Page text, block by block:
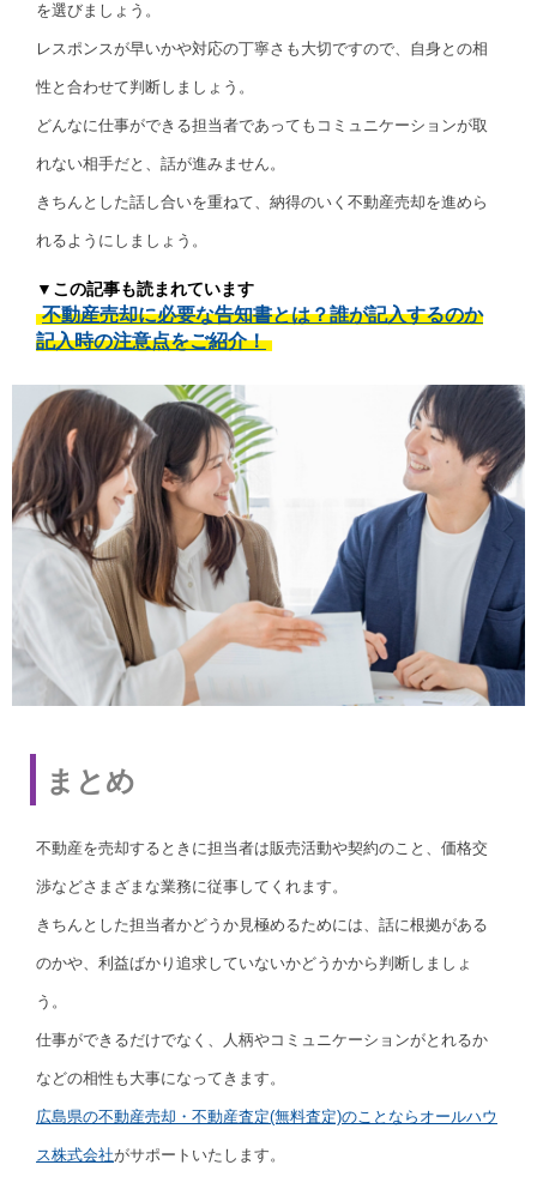
を選びましょう。
レスポンスが早いかや対応の丁寧さも大切ですので、自身との相
性と合わせて判断しましょう。
どんなに仕事ができる担当者であってもコミュニケーションが取
れない相手だと、話が進みません。
きちんとした話し合いを重ねて、納得のいく不動産売却を進めら
れるようにしましょう。
▼この記事も読まれています
不動産売却に必要な告知書とは？誰が記入するのか
記入時の注意点をご紹介！
まとめ
不動産を売却するときに担当者は販売活動や契約のこと、価格交
渉などさまざまな業務に従事してくれます。
きちんとした担当者かどうか見極めるためには、話に根拠がある
のかや、利益ばかり追求していないかどうかから判断しましょ
う。
仕事ができるだけでなく、人柄やコミュニケーションがとれるか
などの相性も大事になってきます。
広島県の不動産売却・不動産査定(無料査定)のことならオールハウ
ス株式会社がサポートいたします。